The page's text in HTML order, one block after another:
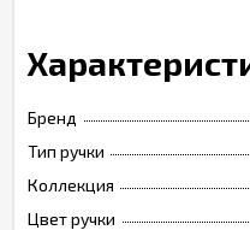
Бренд
Тип ручки
Коллекция
Цвет ручки